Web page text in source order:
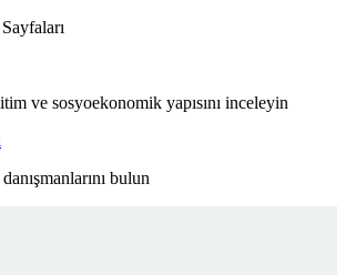
ve sosyoekonomik yapısını inceleyin
bulun